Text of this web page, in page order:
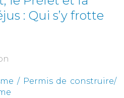
: Qui s’y frotte
/ Permis de construire/